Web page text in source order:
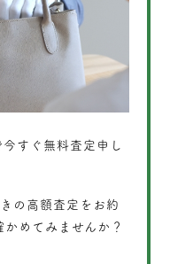
今すぐ無料査定申し
の高額査定をお約
めてみませんか？